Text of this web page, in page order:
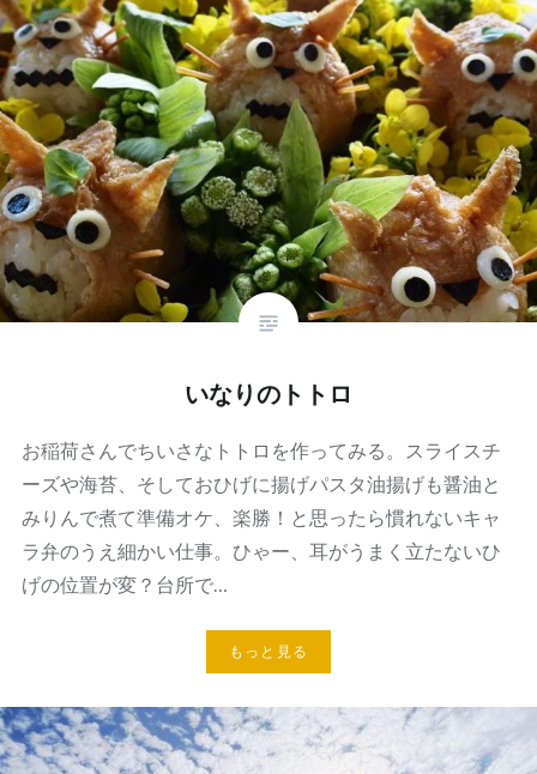
いなりのトトロ
お稲荷さんでちいさなトトロを作ってみる。スライスチ
ーズや海苔、そしておひげに揚げパスタ油揚げも醤油と
みりんで煮て準備オケ、楽勝！と思ったら慣れないキャ
ラ弁のうえ細かい仕事。ひゃー、耳がうまく立たないひ
げの位置が変？台所で…
もっと見る